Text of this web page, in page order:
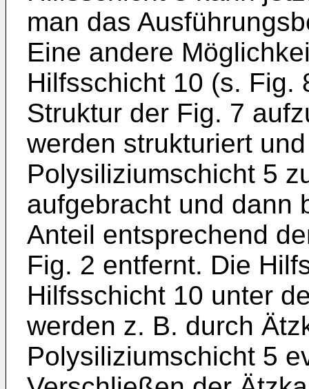
man das
Eine andere
Hilfsschicht 10 (s. Fig.
Struktur der Fig. 7
werden strukturiert
Polysiliziumschicht 5
aufgebracht und dann
Anteil entsprechend
Fig. 2 entfernt. Die
Hilfsschicht 10 unter
werden z. B. durch
Polysiliziumschicht 5